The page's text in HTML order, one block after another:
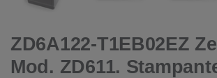
ZD6A122-T1EB02EZ
Mod. ZD611.